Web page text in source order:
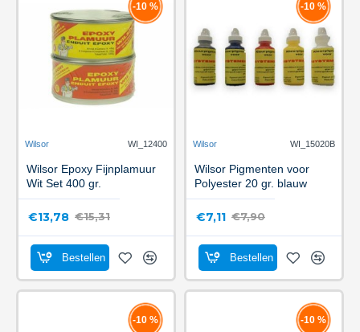
-10 %
Wilsor WI_12400
Wilsor Epoxy Fijnplamuur
Wit Set 400 gr.
€13,78 €15,31
Bestellen
-10 %
Wilsor WI_15020B
Wilsor Pigmenten voor
Polyester 20 gr. blauw
€7,11 €7,90
Bestellen
-10 % -10 %